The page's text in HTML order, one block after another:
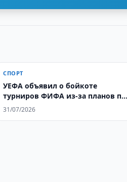
СПОРТ
УЕФА объявил о бойкоте
турниров ФИФА из-за планов по
ЧМ
31/07/2026